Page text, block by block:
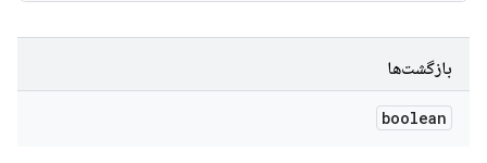
بازگشت‌ها
boolean